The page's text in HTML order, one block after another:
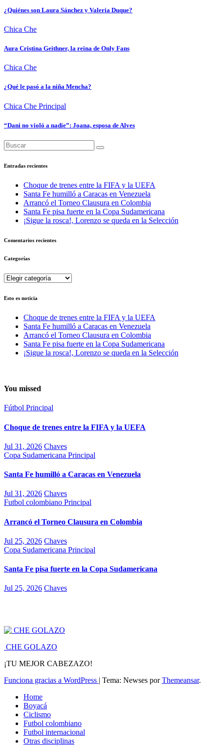
¿Quiénes son Laura Sánchez y Valeria Duque?
Chica Che
Aura Cristina Geithner, la reina de Only Fans
Chica Che
¿Qué le pasó a la niña Mencha?
Chica Che Principal
“Dani no violó a nadie”: Joana, esposa de Alves
Entradas recientes
Choque de trenes entre la FIFA y la UEFA
Santa Fe humilló a Caracas en Venezuela
Arrancó el Torneo Clausura en Colombia
Santa Fe pisa fuerte en la Copa Sudamericana
¡Sigue la rosca!, Lorenzo se queda en la Selección
Comentarios recientes
Categorías
Categorías
Esto es noticia
Choque de trenes entre la FIFA y la UEFA
Santa Fe humilló a Caracas en Venezuela
Arrancó el Torneo Clausura en Colombia
Santa Fe pisa fuerte en la Copa Sudamericana
¡Sigue la rosca!, Lorenzo se queda en la Selección
You missed
Fútbol Principal
Choque de trenes entre la FIFA y la UEFA
Jul 31, 2026 Chaves
Copa Sudamericana Principal
Santa Fe humilló a Caracas en Venezuela
Jul 31, 2026 Chaves
Futbol colombiano Principal
Arrancó el Torneo Clausura en Colombia
Jul 25, 2026 Chaves
Copa Sudamericana Principal
Santa Fe pisa fuerte en la Copa Sudamericana
Jul 25, 2026 Chaves
CHE GOLAZO
¡TU MEJOR CABEZAZO!
Funciona gracias a WordPress | Tema: Newses porThemeansar.
Home
Boyacá
Ciclismo
Futbol colombiano
Futbol internacional
Otras disciplinas